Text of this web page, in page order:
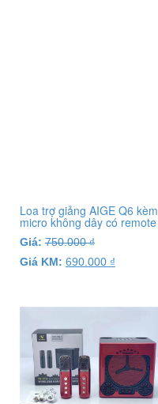
Loa trợ giảng AIGE Q6 kèm
micro không dây có remote
Giá: 750.000₫
Giá KM: 690.000 ₫